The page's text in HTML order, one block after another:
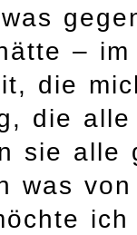
–
die
die
sie alle
was von